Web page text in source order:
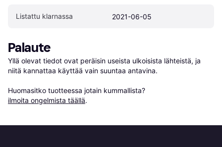
Listattu klarnassa 2021-06-05
Palaute
Yllä olevat tiedot ovat peräisin useista ulkoisista lähteistä, ja
niitä kannattaa käyttää vain suuntaa antavina.
Huomasitko tuotteessa jotain kummallista?
ilmoita ongelmista täällä.